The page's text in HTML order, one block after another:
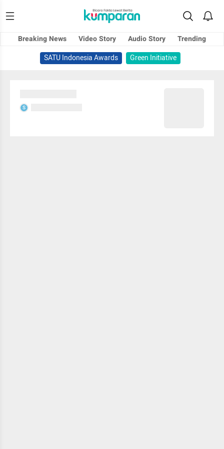
Breaking News Video Story Audio Story
Trending
SATU Indonesia Awards
Green Initiative
S